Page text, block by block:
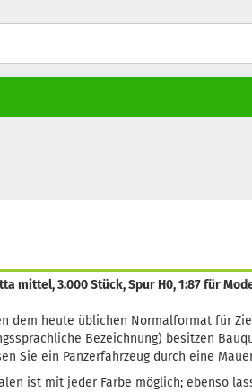
mittel, 3.000 Stück, Spur H0, 1:87 für
dem heute üblichen Normalformat für
Bezeichnung) besitzen
Sie ein Panzerfahrzeug durch eine
ist mit jeder Farbe möglich; ebenso